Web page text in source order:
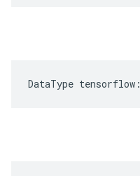
DataType